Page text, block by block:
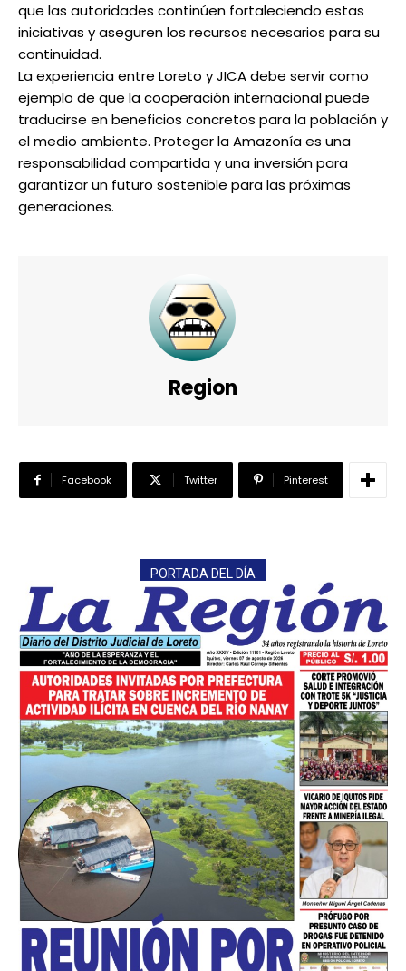
que las autoridades continúen fortaleciendo estas
iniciativas y aseguren los recursos necesarios para su
continuidad.
La experiencia entre Loreto y JICA debe servir como
ejemplo de que la cooperación internacional puede
traducirse en beneficios concretos para la población y
el medio ambiente. Proteger la Amazonía es una
responsabilidad compartida y una inversión para
garantizar un futuro sostenible para las próximas
generaciones.
Region
Facebook Twitter Pinterest
PORTADA DEL DÍA